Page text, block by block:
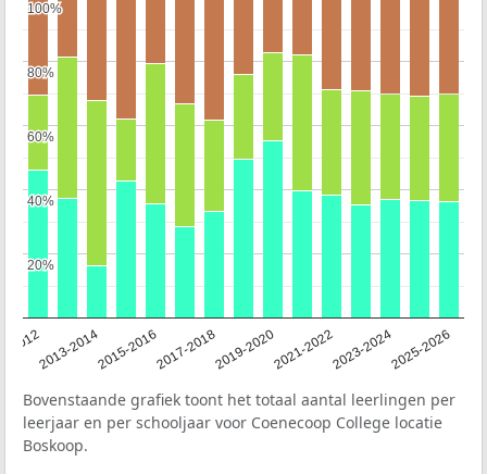
20122013-20142015-20162017-20182019-20202021-20222023-20242025-2026
20%
20%
40%
40%
60%
60%
80%
80%
100%
100%
Bovenstaande grafiek toont het totaal aantal leerlingen per
leerjaar en per schooljaar voor Coenecoop College locatie
Boskoop.